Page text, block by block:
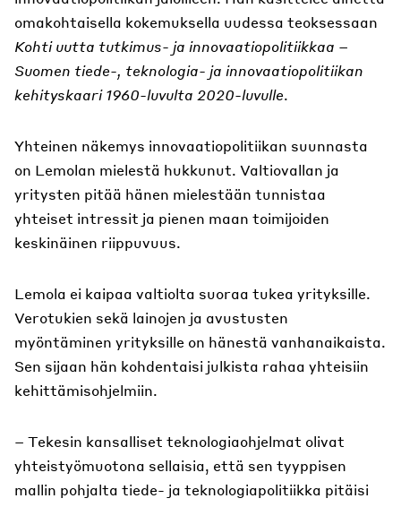
omakohtaisella kokemuksella uudessa teoksessaan
Kohti uutta tutkimus- ja innovaatiopolitiikkaa –
Suomen tiede-, teknologia- ja innovaatiopolitiikan
kehityskaari 1960-luvulta 2020-luvulle.
Yhteinen näkemys innovaatiopolitiikan suunnasta
on Lemolan mielestä hukkunut. Valtiovallan ja
yritysten pitää hänen mielestään tunnistaa
yhteiset intressit ja pienen maan toimijoiden
keskinäinen riippuvuus.
Lemola ei kaipaa valtiolta suoraa tukea yrityksille.
Verotukien sekä lainojen ja avustusten
myöntäminen yrityksille on hänestä vanhanaikaista.
Sen sijaan hän kohdentaisi julkista rahaa yhteisiin
kehittämisohjelmiin.
– Tekesin kansalliset teknologiaohjelmat olivat
yhteistyömuotona sellaisia, että sen tyyppisen
mallin pohjalta tiede- ja teknologiapolitiikka pitäisi